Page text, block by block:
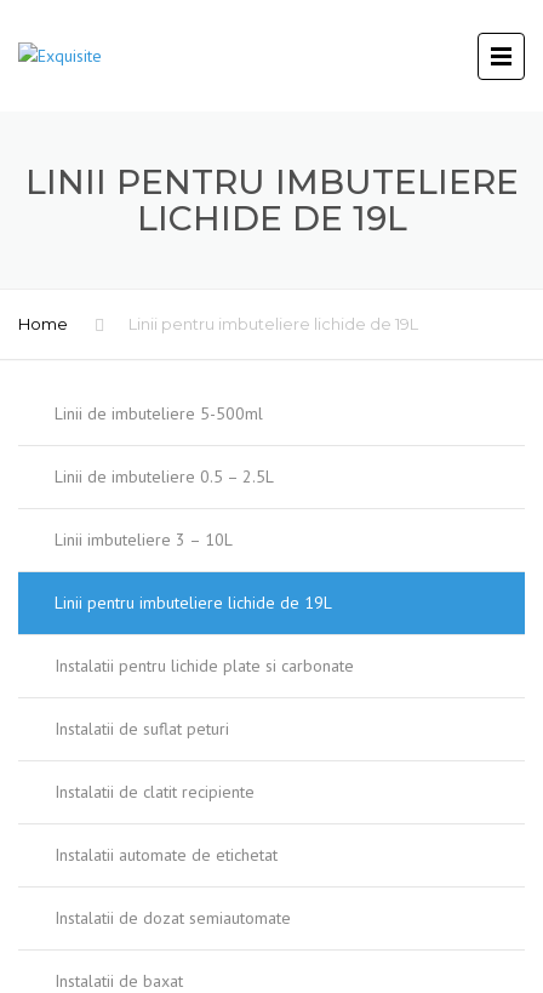
LINII PENTRU IMBUTELIERE
LICHIDE DE 19L
Home Linii pentru imbuteliere lichide de 19L
Linii de imbuteliere 5-500ml
Linii de imbuteliere 0.5 – 2.5L
Linii imbuteliere 3 – 10L
Linii pentru imbuteliere lichide de 19L
Instalatii pentru lichide plate si carbonate
Instalatii de suflat peturi
Instalatii de clatit recipiente
Instalatii automate de etichetat
Instalatii de dozat semiautomate
Instalatii de baxat